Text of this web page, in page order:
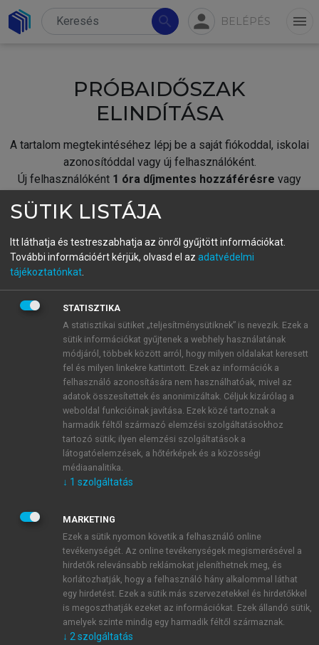
search person BELÉPÉS menu
PRÓBAIDŐSZAK
ELINDÍTÁSA
A tartalom megtekintéséhez lépj be a saját fiókoddal, iskolai
azonosítóddal vagy új felhasználóként.
Új felhasználóként 1 óra díjmentes hozzáférésre vagy
fiókoddal,vagy hozz létre új fiókot.
A regisztráció után apróbaidőszakautomatikusan
BELÉPÉS SAJÁT FIÓKKAL
ÚJ FIÓK LÉTREHOZÁSA
1 óra díjmentes hozzáférés
E-MAIL-CÍM
JELSZÓ
JELSZÓ ÚJRA
Kérek értesítést a MeRSZ újdonságairól, akcióiról.
Kérek értesítést az Akadémiai Kiadó Zrt. újdonságairól,
SÜTIK LISTÁJA
Itt láthatja és testreszabhatja az önről gyűjtött információkat.
További információért kérjük, olvasd el az adatvédelmi
tájékoztatónkat
STATISZTIKA
A statisztikai sütiket „teljesítménysütiknek” is nevezik. Ezek a
sütik információkat gyűjtenek a webhely használatának
módjáról, többek között arról, hogy milyen oldalakat keresett
fel és milyen linkekre kattintott. Ezek az információk a
felhasználó azonosítására nem használhatóak, mivel az
adatok összesítettek és anonimizáltak. Céljuk kizárólag a
weboldal funkcióinak javítása. Ezek közé tartoznak a
harmadik féltől származó elemzési szolgáltatásokhoz
tartozó sütik; ilyen elemzési szolgáltatások a
látogatóelemzések, a hőtérképek és a közösségi
médiaanalitika.
↓ 1 szolgáltatás
MARKETING
Ezek a sütik nyomon követik a felhasználó online
tevékenységét. Az online tevékenységek megismerésével a
hirdetők relevánsabb reklámokat jeleníthetnek meg, és
korlátozhatják, hogy a felhasználó hány alkalommal láthat
egy hirdetést. Ezek a sütik más szervezetekkel és hirdetőkkel
is megoszthatják ezeket az információkat. Ezek állandó sütik,
amelyek szinte mindig egy harmadik féltől származnak.
↓ 2 szolgáltatás